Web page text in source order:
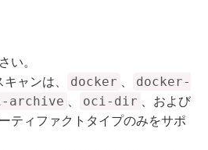
い。
ャンは、
docker 、
docker-
archive 、 oci-dir 、および
ティファクトタイプのみをサポ